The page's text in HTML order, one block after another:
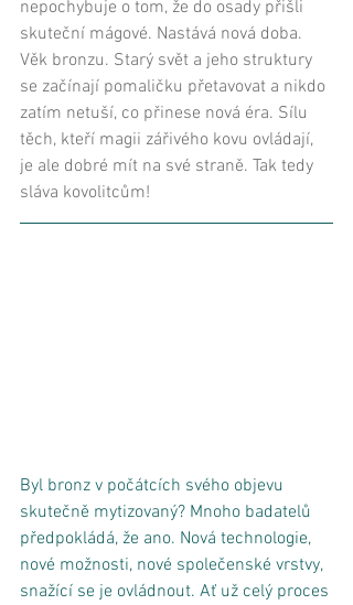
nepochybuje o tom, že do osady přišli
skuteční mágové. Nastává nová doba.
Věk bronzu. Starý svět a jeho struktury
se začínají pomaličku přetavovat a nikdo
zatím netuší, co přinese nová éra. Sílu
těch, kteří magii zářivého kovu ovládají,
je ale dobré mít na své straně. Tak tedy
sláva kovolitcům!
Byl bronz v počátcích svého objevu
skutečně mytizovaný? Mnoho badatelů
předpokládá, že ano. Nová technologie,
nové možnosti, nové společenské vrstvy,
snažící se je ovládnout. Ať už celý proces